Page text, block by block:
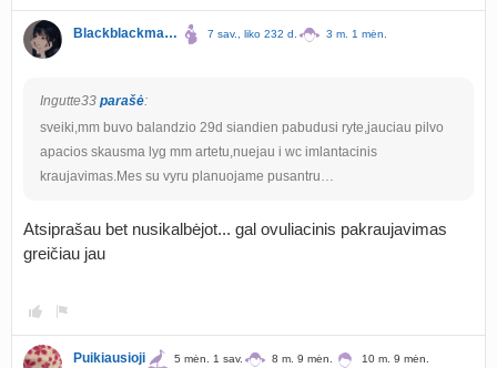
Blackblackmagic 7 sav., liko 232 d. 3 m. 1 mėn.
Ingutte33 parašė:
sveiki,mm buvo balandzio 29d siandien pabudusi ryte,jauciau pilvo
apacios skausma lyg mm artetu,nuejau i wc imlantacinis
kraujavimas.Mes su vyru planuojame pusantru…
Atsiprašau bet nusikalbėjot... gal ovuliacinis pakraujavimas
greičiau jau
Puikiausioji 5 mėn. 1 sav. 8 m. 9 mėn. 10 m. 9 mėn.